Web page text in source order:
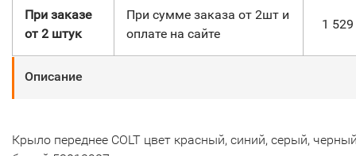
При заказе
от 2 штук
При сумме заказа от 2шт и
оплате на сайте
1 529
Описание
Крыло переднее COLT цвет красный, синий, серый,